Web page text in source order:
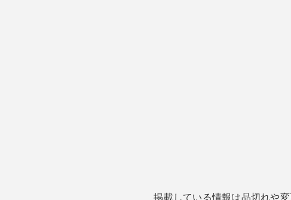
掲載している情報は品切れや